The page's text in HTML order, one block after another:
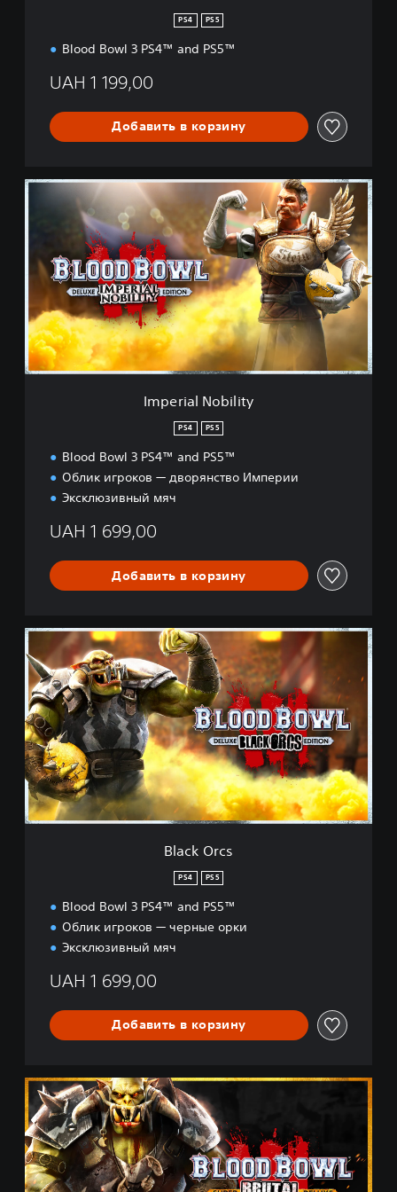
PS4 PS5
Blood Bowl 3 PS4™ and PS5™
UAH 1 199,00
Добавить в корзину
I
N
o
b
i
Imperial Nobility
PS4 PS5
Blood Bowl 3 PS4™ and PS5™
Облик игроков — дворянство Империи
Эксклюзивный мяч
UAH 1 699,00
Добавить в корзину
B
l
a
c
k
O
r
c
s
Black Orcs
PS4 PS5
Blood Bowl 3 PS4™ and PS5™
Облик игроков — черные орки
Эксклюзивный мяч
UAH 1 699,00
Добавить в корзину
B
r
u
t
a
l
E